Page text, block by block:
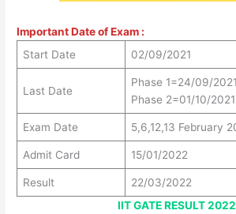
Important Date of Exam :
Start Date
02/09/2021
Last Date
Phase 1=24/09/2021
Phase 2=01/10/2021
Exam Date 5,6,12,13 February
Admit Card 15/01/2022
Result
22/03/2022
IIT GATE RESULT 2022